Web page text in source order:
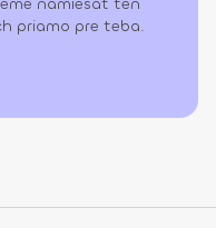
priamo pre teba.